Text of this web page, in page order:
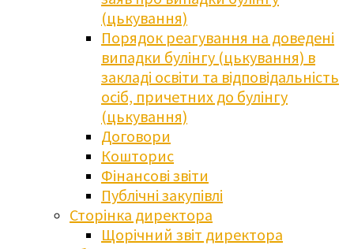
(цькування)
Порядок реагування на доведені
випадки булінгу (цькування) в
закладі освіти та відповідальність
осіб, причетних до булінгу
(цькування)
Договори
Кошторис
Фінансові звіти
Публічні закупівлі
Сторінка директора
Щорічний звіт директора